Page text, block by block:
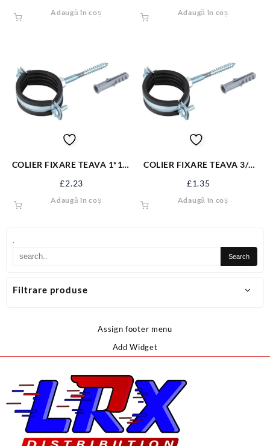
.
Filtrare produse
2
Adaugă în coș Adaugă în coș
COLIER FIXARE TEAVA 1*1/4
£2.23
Adaugă în coș
COLIER FIXARE TEAVA 3/4
CT-FS34A
£1.35
Adaugă în coș
Assign footer menu
Add Widget